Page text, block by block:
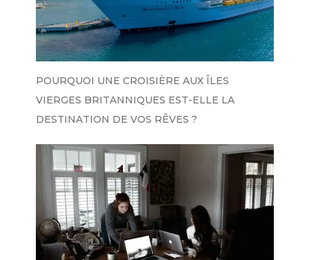
POURQUOI UNE CROISIÈRE AUX ÎLES
VIERGES BRITANNIQUES EST-ELLE LA
DESTINATION DE VOS RÊVES ?